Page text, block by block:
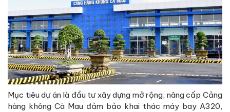
Mục tiêu dự án là đầu tư xây dựng mở rộng, nâng cấp Cảng
hàng không Cà Mau đảm bảo khai thác máy bay A320,